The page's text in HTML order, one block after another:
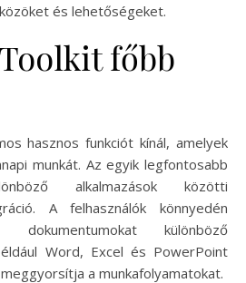
és lehetőségeket.
főbb
hasznos funkciót kínál, amelyek
munkát. Az egyik legfontosabb
alkalmazások közötti
A felhasználók könnyedén
dokumentumokat különböző
Word, Excel és PowerPoint
a munkafolyamatokat.